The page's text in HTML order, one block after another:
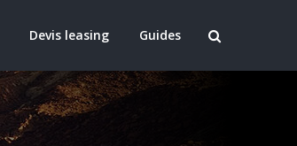
Devis leasing Guides